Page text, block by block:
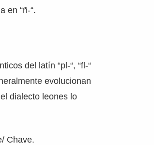
en “ñ-“.
del latín “pl-“, “fl-“
evolucionan
dialecto leones lo
Chave.